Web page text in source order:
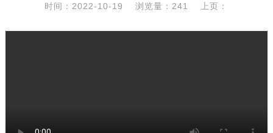
时间：2022-10-19 浏览量：241 上页：